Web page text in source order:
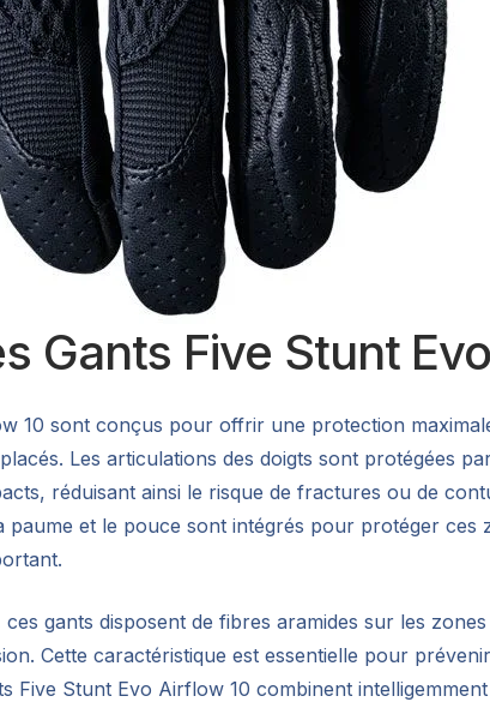
Gants Five Stunt
10 sont conçus pour offrir une protection
Les articulations des doigts sont protégées
réduisant ainsi le risque de fractures ou de
et le pouce sont intégrés pour protéger ces
gants disposent de fibres aramides sur les
Cette caractéristique est essentielle pour
Five Stunt Evo Airflow 10 combinent